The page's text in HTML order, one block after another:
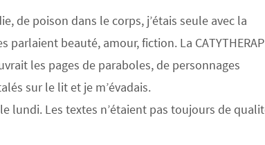
de poison dans le corps, j’étais seule avec la
beauté, amour, fiction. La
les pages de paraboles, de personnages
sur le lit et je m’évadais.
lundi. Les textes n’étaient pas toujours de